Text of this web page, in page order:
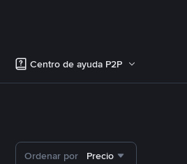
Centro de ayuda P2P
Ordenar por Precio